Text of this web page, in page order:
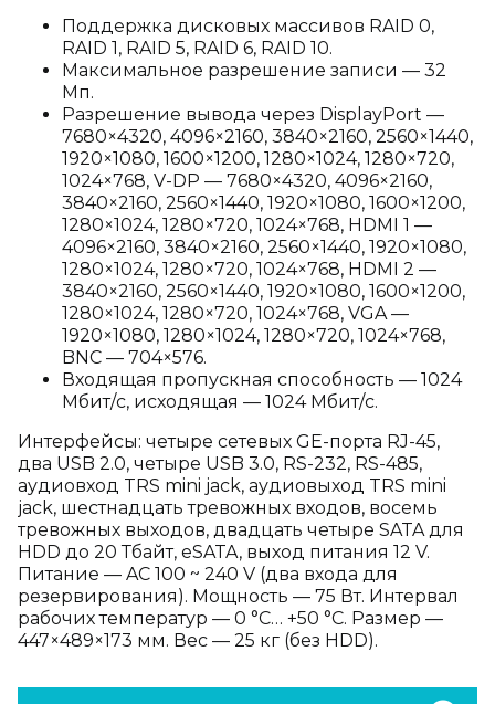
Поддержка дисковых массивов RAID 0,
RAID 1, RAID 5, RAID 6, RAID 10.
Максимальное разрешение записи — 32
Мп.
Разрешение вывода через DisplayPort —
7680×4320, 4096×2160, 3840×2160, 2560×1440,
1920×1080, 1600×1200, 1280×1024, 1280×720,
1024×768, V-DP — 7680×4320, 4096×2160,
3840×2160, 2560×1440, 1920×1080, 1600×1200,
1280×1024, 1280×720, 1024×768, HDMI 1 —
4096×2160, 3840×2160, 2560×1440, 1920×1080,
1280×1024, 1280×720, 1024×768, HDMI 2 —
3840×2160, 2560×1440, 1920×1080, 1600×1200,
1280×1024, 1280×720, 1024×768, VGA —
1920×1080, 1280×1024, 1280×720, 1024×768,
BNC — 704×576.
Входящая пропускная способность — 1024
Мбит/с, исходящая — 1024 Мбит/с.
Интерфейсы: четыре сетевых GE-порта RJ-45,
два USB 2.0, четыре USB 3.0, RS-232, RS-485,
аудиовход TRS mini jack, аудиовыход TRS mini
jack, шестнадцать тревожных входов, восемь
тревожных выходов, двадцать четыре SATA для
HDD до 20 Тбайт, eSATA, выход питания 12 V.
Питание — AC 100 ~ 240 V (два входа для
резервирования). Мощность — 75 Вт. Интервал
рабочих температур — 0 °C… +50 °C. Размер —
447×489×173 мм. Вес — 25 кг (без HDD).